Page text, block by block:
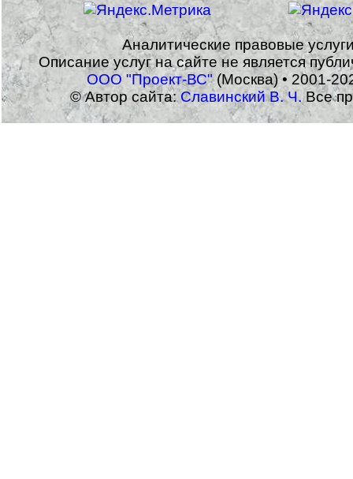
Аналитические правовые
Описание услуг на сайте не является
ООО "Проект-ВС"(Москва) • 2001-
© Автор сайта:Славинский В. Ч.Все